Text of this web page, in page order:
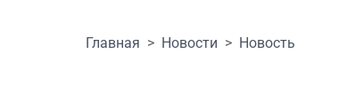
Главная Новости Новость